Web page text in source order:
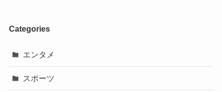
Categories
エンタメ
スポーツ